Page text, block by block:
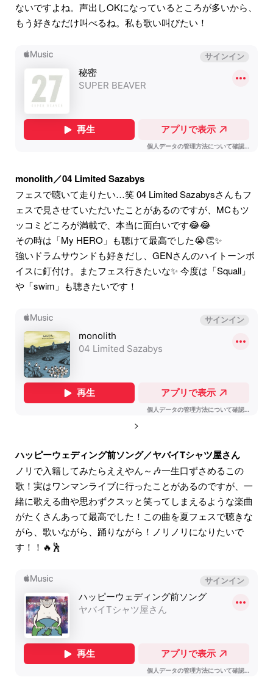
ないですよね。声出しOKになっているところが多いから、
もう好きなだけ叫べるね。私も歌い叫びたい！
monolith／04 Limited Sazabys
フェスで聴いて走りたい…笑 04 Limited Sazabysさんもフ
ェスで見させていただいたことがあるのですが、MCもツ
ッコミどころが満載で、本当に面白いです😂😂
その時は「My HERO」も聴けて最高でした😭👏✨
強いドラムサウンドも好きだし、GENさんのハイトーンボ
イスに釘付け。またフェス行きたいな✨ 今度は「Squall」
や「swim」も聴きたいです！
>
ハッピーウェディング前ソング／ヤバイTシャツ屋さん
ノリで入籍してみたらええやん～🎶一生口ずさめるこの
歌！実はワンマンライブに行ったことがあるのですが、一
緒に歌える曲や思わずクスッと笑ってしまえるような楽曲
がたくさんあって最高でした！この曲を夏フェスで聴きな
がら、歌いながら、踊りながら！ノリノリになりたいで
す！！🔥🕺